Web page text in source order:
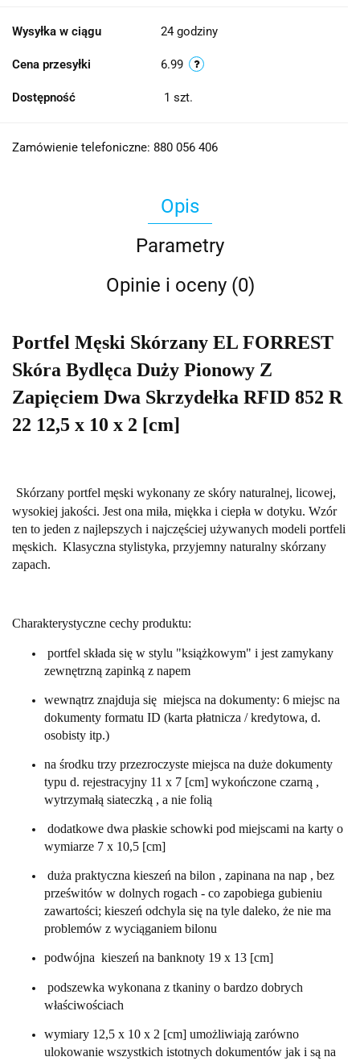
Wysyłka w ciągu 24 godziny
Cena przesyłki 6.99
Dostępność 1 szt.
Zamówienie telefoniczne: 880 056 406
Opis
Parametry
Opinie i oceny (0)
Portfel Męski Skórzany EL FORREST
Skóra Bydlęca Duży Pionowy Z
Zapięciem Dwa Skrzydełka RFID 852 R
22 12,5 x 10 x 2 [cm]
Skórzany portfel męski wykonany ze skóry naturalnej, licowej,
wysokiej jakości. Jest ona miła, miękka i ciepła w dotyku. Wzór
ten to jeden z najlepszych i najczęściej używanych modeli portfeli
męskich. Klasyczna stylistyka, przyjemny naturalny skórzany
zapach.
Charakterystyczne cechy produktu:
portfel składa się w stylu "książkowym" i jest zamykany
zewnętrzną zapinką z napem
wewnątrz znajduja się miejsca na dokumenty: 6 miejsc na
dokumenty formatu ID (karta płatnicza / kredytowa, d.
osobisty itp.)
na środku trzy przezroczyste miejsca na duże dokumenty
typu d. rejestracyjny 11 x 7 [cm] wykończone czarną ,
wytrzymałą siateczką , a nie folią
dodatkowe dwa płaskie schowki pod miejscami na karty o
wymiarze 7 x 10,5 [cm]
duża praktyczna kieszeń na bilon , zapinana na nap , bez
prześwitów w dolnych rogach - co zapobiega gubieniu
zawartości; kieszeń odchyla się na tyle daleko, że nie ma
problemów z wyciąganiem bilonu
podwójna kieszeń na banknoty 19 x 13 [cm]
podszewka wykonana z tkaniny o bardzo dobrych
właściwościach
wymiary 12,5 x 10 x 2 [cm] umożliwiają zarówno
ulokowanie wszystkich istotnych dokumentów jak i są na